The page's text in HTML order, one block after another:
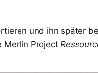
und ihn später
Merlin Project